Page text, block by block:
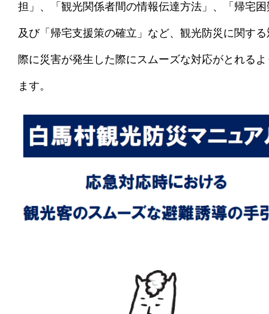
担」、「観光関係者間の情報伝達方法」、「帰宅
及び「帰宅支援策の確立」など、観光防災に関す
際に災害が発生した際にスムーズな対応がとれる
ます。